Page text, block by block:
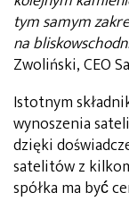
tym samym
na
Zwoliński, CEO
Istotnym
wynoszenia
dzięki
satelitów z
spółka ma być́